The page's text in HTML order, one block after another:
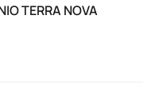
TERRA NOVA